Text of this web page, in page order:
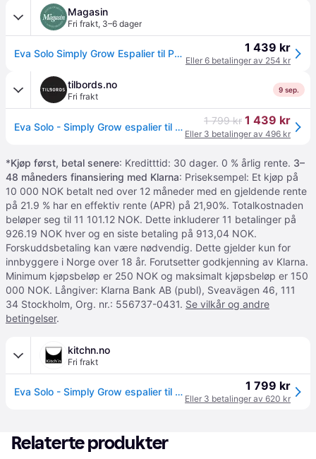
Magasin
Fri frakt, 3–6 dager
Eva Solo Simply Grow Espalier til Potteskjuler Str 1 - Plantekasser & Utekrukker hos Magasin 1 439 kr
Eller 6 betalinger av 254 kr
tilbords.no
Fri frakt
9 sep.
Eva Solo - Simply Grow espalier til ytterpotte svart 1 799 kr 1 439 kr
Eller 3 betalinger av 496 kr
*Kjøp først, betal senere: Kreditttid: 30 dager. 0 % årlig rente. 3–
48 måneders finansiering med Klarna: Priseksempel: Et kjøp på
10 000 NOK betalt ned over 12 måneder med en gjeldende rente
på 21.9 % har en effektiv rente (APR) på 21,90%. Totalkostnaden
beløper seg til 11 101.12 NOK. Dette inkluderer 11 betalinger på
926.19 NOK hver og en siste betaling på 913,04 NOK.
Forskuddsbetaling kan være nødvendig. Dette gjelder kun for
innbyggere i Norge over 18 år. Forutsetter godkjenning av Klarna.
Minimum kjøpsbeløp er 250 NOK og maksimalt kjøpsbeløp er 150
000 NOK. Långiver: Klarna Bank AB (publ), Sveavägen 46, 111
34 Stockholm, Org. nr.: 556737-0431. Se vilkår og andre
betingelser.
kitchn.no
Fri frakt
Eva Solo - Simply Grow espalier til ytterpotte svart 1 799 kr
Eller 3 betalinger av 620 kr
Relaterte produkter